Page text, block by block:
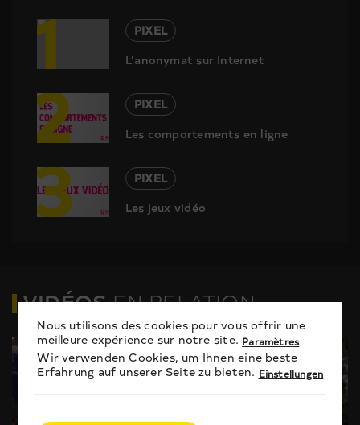
1
PIXEL
L’anonymat sur Internet
2
PIXEL
Les comportements en ligne
3
PIXEL
Les jeux vidéo
VIDÉOSEN RELATION
Nous utilisons des cookies pour vous offrir une
meilleure expérience sur notre site. Paramètres
Wir verwenden Cookies, um Ihnen eine beste
Erfahrung auf unserer Seite zu bieten. Einstellungen